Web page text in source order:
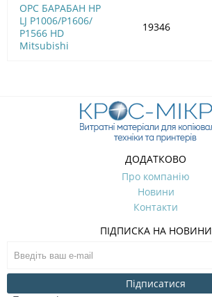
OPC БАРАБАН HP
LJ P1006/Р1606/
Р1566 HD
Mitsubishi
19346
ДОДАТКОВО
Про компанію
Новини
Контакти
ПІДПИСКА НА НОВИНИ
Підписатися